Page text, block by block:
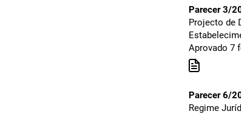
Parecer 3/
Projecto de
Aprovado 7
Parecer 6/
Regime